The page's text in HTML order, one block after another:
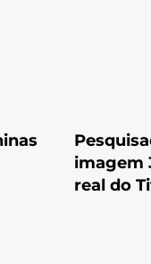
imagem
real do